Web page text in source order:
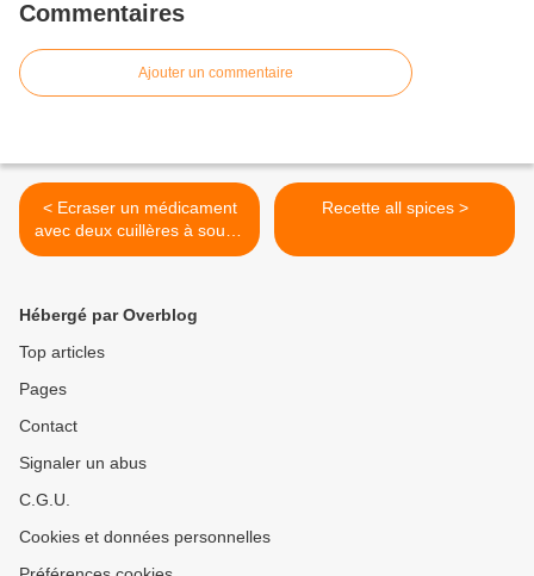
Commentaires
Ajouter un commentaire
< Ecraser un médicament
avec deux cuillères à soupe
superposées :
Recette all spices >
Hébergé par Overblog
Top articles
Pages
Contact
Signaler un abus
C.G.U.
Cookies et données personnelles